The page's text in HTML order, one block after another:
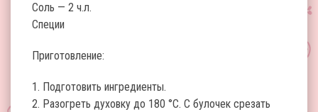
Соль — 2 ч.л.
Специи
Приготовление:
1. Подготовить ингредиенты.
2. Разогреть духовку до 180 °С. С булочек срезать